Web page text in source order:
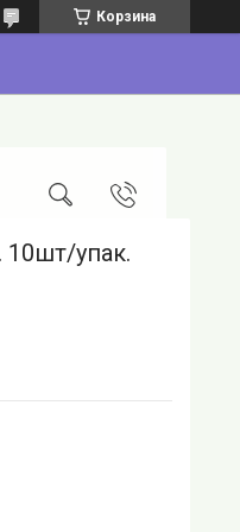
Корзина
упак.